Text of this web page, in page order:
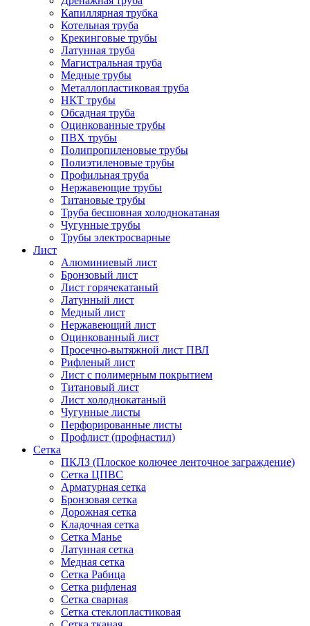
Капиллярная трубка
Котельная труба
Крекинговые трубы
Латунная труба
Магистральная труба
Медные трубы
Металлопластиковая труба
НКТ трубы
Обсадная труба
Оцинкованные трубы
ПВХ трубы
Полипропиленовые трубы
Полиэтиленовые трубы
Профильная труба
Нержавеющие трубы
Титановые трубы
Труба бесшовная холоднокатаная
Чугунные трубы
Трубы электросварные
Лист
Алюминиевый лист
Бронзовый лист
Лист горячекатаный
Латунный лист
Медный лист
Нержавеющий лист
Оцинкованный лист
Просечно-вытяжной лист ПВЛ
Рифленый лист
Лист с полимерным покрытием
Титановый лист
Лист холоднокатаный
Чугунные листы
Перфорированные листы
Профлист (профнастил)
Сетка
ПКЛЗ (Плоское колючее ленточное заграждение)
Сетка ЦПВС
Арматурная сетка
Бронзовая сетка
Дорожная сетка
Кладочная сетка
Сетка Манье
Латунная сетка
Медная сетка
Сетка Рабица
Сетка рифленая
Сетка сварная
Сетка стеклопластиковая